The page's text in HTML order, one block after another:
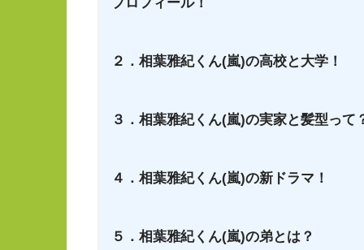
２．相葉雅紀くん(嵐)の高校と大学！
３．相葉雅紀くん(嵐)の実家と髪型って
４．相葉雅紀くん(嵐)の新ドラマ！
５．相葉雅紀くん(嵐)の弟とは？